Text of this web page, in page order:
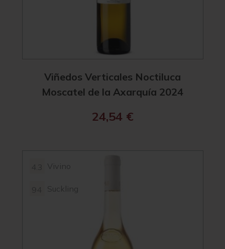
Viñedos Verticales Noctiluca
Moscatel de la Axarquía 2024
24,54 €
Vivino
Suckling